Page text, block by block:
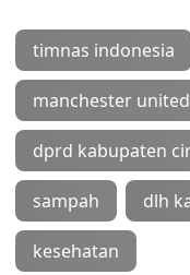
timnas indonesia
manchester united
dprd kabupaten
sampah dlh
kesehatan